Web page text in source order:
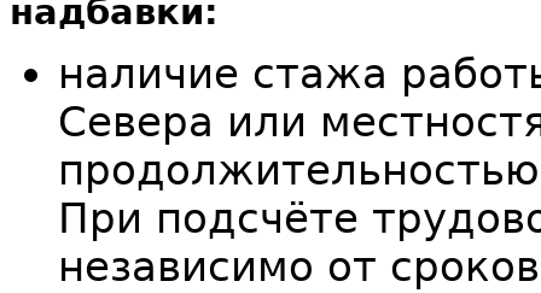
надбавки:
наличие стажа
Севера или
При подсчёте
независимо от